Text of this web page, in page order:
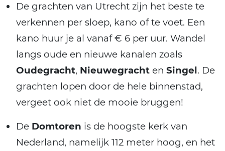
De grachten van Utrecht zijn het beste te
verkennen per sloep, kano of te voet. Een
kano huur je al vanaf € 6 per uur. Wandel
langs oude en nieuwe kanalen zoals
Oudegracht, Nieuwegracht en Singel. De
grachten lopen door de hele binnenstad,
vergeet ook niet de mooie bruggen!
De Domtoren is de hoogste kerk van
Nederland, namelijk 112 meter hoog, en het